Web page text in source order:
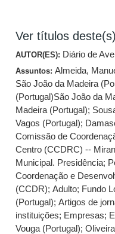
Ver títulos
AUTOR(ES): Diário de
Assuntos:Almeida,
São João da Madeira
(Portugal)São João da
Madeira (Portugal);
Vagos (Portugal);
Comissão de
Centro (CCDRC) --
Municipal. Presidência;
Coordenação e
(CCDR);Adulto; Fundo
(Portugal);Artigos de
instituições; Empresas;
Vouga (Portugal);